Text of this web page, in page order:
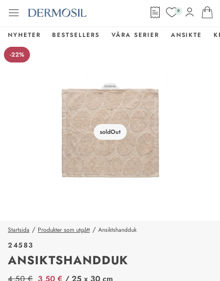
0
NYHETER BESTSELLERS VÅRA SERIER ANSIKTE
soldOut
-22%
Startsida / Produkter som utgått / Ansiktshandduk
24583
ANSIKTSHANDDUK
price_label